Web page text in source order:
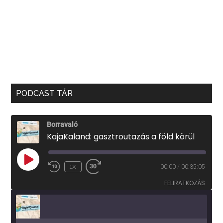
PODCAST TÁR
Borravaló
KajaKaland: gasztroutazás a föld körül
PLAY
EPISODE
1X 00:00 / 00:35:05
FELIRATKOZÁS